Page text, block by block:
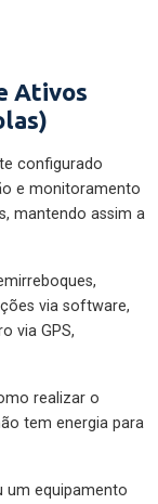
Ativos
configurado
e monitoramento
mantendo assim a
via software,
via GPS,
realizar o
tem energia para
um equipamento